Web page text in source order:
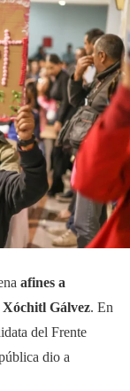
afines a
Gálvez. En
del Frente
dio a